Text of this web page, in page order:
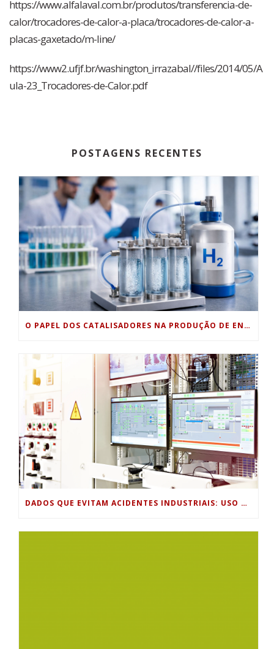
https://www.alfalaval.com.br/produtos/transferencia-de-
calor/trocadores-de-calor-a-placa/trocadores-de-calor-a-
placas-gaxetado/m-line/
https://www2.ufjf.br/washington_irrazabal//files/2014/05/A
ula-23_Trocadores-de-Calor.pdf
POSTAGENS RECENTES
O PAPEL DOS CATALISADORES NA PRODUÇÃO DE ENERGIA LIMPA
DADOS QUE EVITAM ACIDENTES INDUSTRIAIS: USO DE SENSORES, HISTÓRICOS DE PROCESSO E ANÁLISE PREDITIVA PARA SEGURANÇA OPERACIONAL